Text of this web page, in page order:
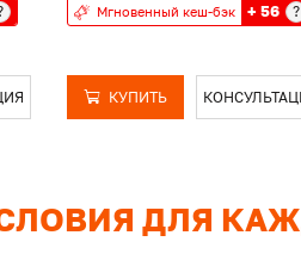
Мгновенный кеш-бэк + 56 ?
КУПИТЬ
ДЛЯ